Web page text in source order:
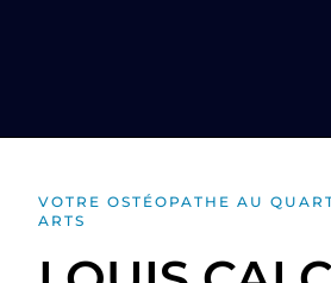
VOTRE OSTÉOPATHE AU
ARTS